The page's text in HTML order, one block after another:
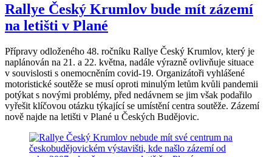
Rallye Český Krumlov bude mít zázemí
na letišti v Plané
Přípravy odloženého 48. ročníku Rallye Český Krumlov, který je
naplánován na 21. a 22. května, nadále výrazně ovlivňuje situace
v souvislosti s onemocněním covid-19. Organizátoři vyhlášené
motoristické soutěže se musí oproti minulým letům kvůli pandemii
potýkat s novými problémy, před nedávnem se jim však podařilo
vyřešit klíčovou otázku týkající se umístění centra soutěže. Zázemí
nově najde na letišti v Plané u Českých Budějovic.